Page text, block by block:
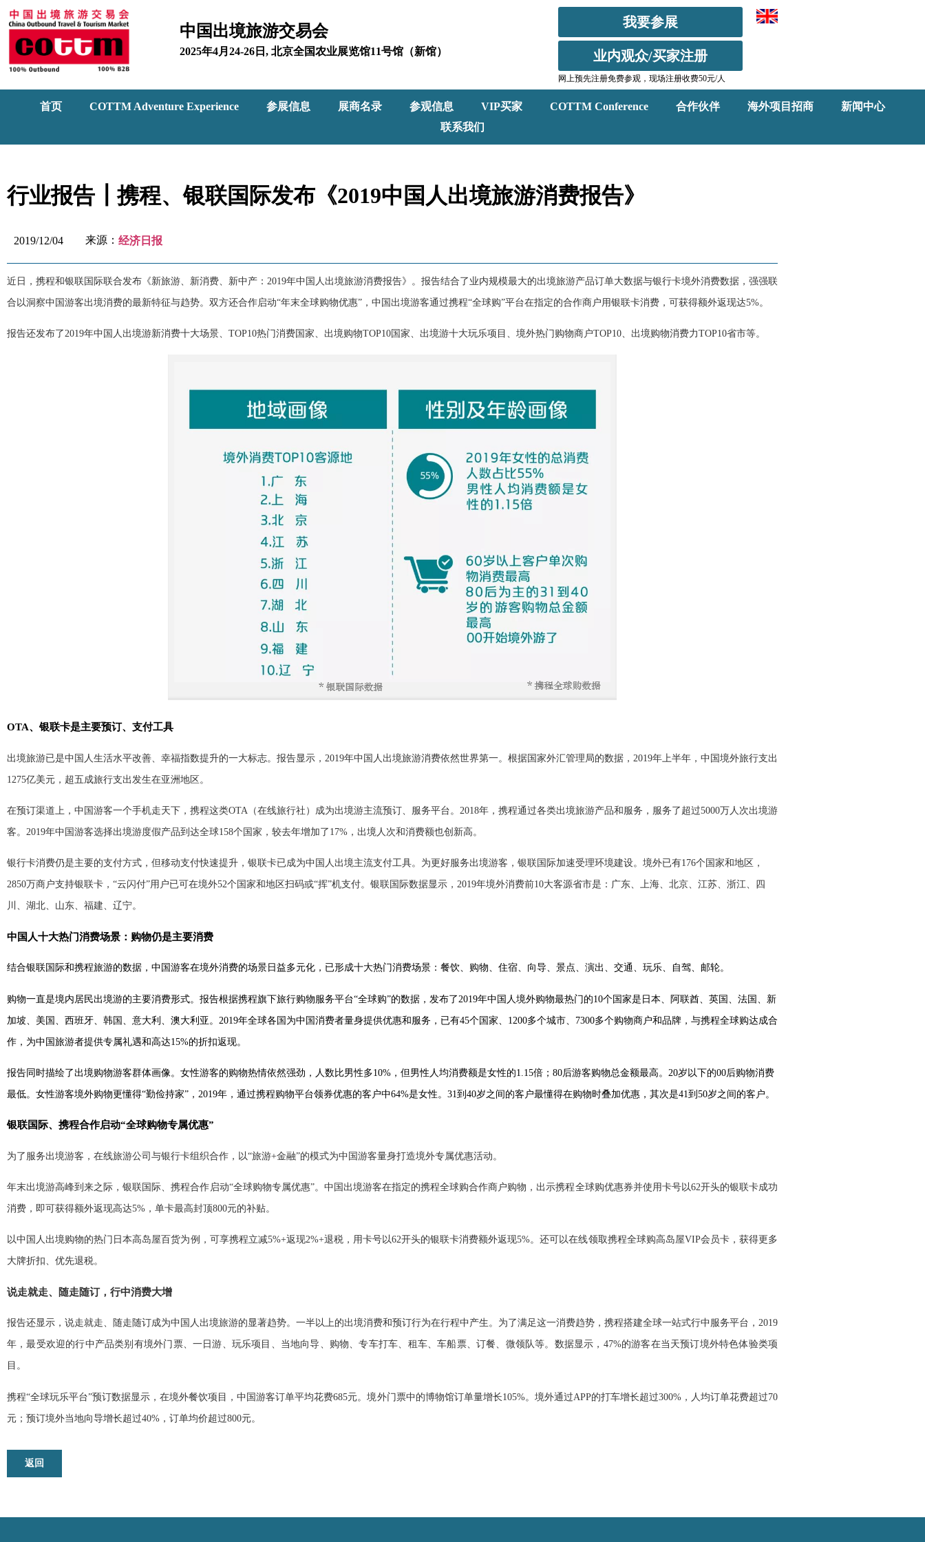
中国出境旅游交易会
2025年4月24-26日, 北京全国农业展览馆11号馆（新馆）
我要参展
业内观众/买家注册
网上预先注册免费参观，现场注册收费50元/人
首页 COTTM Adventure Experience 参展信息 展商名录 参观信息 VIP买家 COTTM Conference 合作伙伴 海外项目招商
新闻中心
联系我们
行业报告┃携程、银联国际发布《2019中国人出境旅游消费报告》
2019/12/04 来源： 经济日报
近日，携程和银联国际联合发布《新旅游、新消费、新中产：2019年中国人出境旅游消费报告》。报告结合了业内规模最大的出境旅游产品订单大数据与银行卡境外消费数据，强强联
合以洞察中国游客出境消费的最新特征与趋势。双方还合作启动“年末全球购物优惠”，中国出境游客通过携程“全球购”平台在指定的合作商户用银联卡消费，可获得额外返现达5%。
报告还发布了2019年中国人出境游新消费十大场景、TOP10热门消费国家、出境购物TOP10国家、出境游十大玩乐项目、境外热门购物商户TOP10、出境购物消费力TOP10省市等。
OTA、银联卡是主要预订、支付工具
出境旅游已是中国人生活水平改善、幸福指数提升的一大标志。报告显示，2019年中国人出境旅游消费依然世界第一。根据国家外汇管理局的数据，2019年上半年，中国境外旅行支出
1275亿美元，超五成旅行支出发生在亚洲地区。
在预订渠道上，中国游客一个手机走天下，携程这类OTA（在线旅行社）成为出境游主流预订、服务平台。2018年，携程通过各类出境旅游产品和服务，服务了超过5000万人次出境游
客。2019年中国游客选择出境游度假产品到达全球158个国家，较去年增加了17%，出境人次和消费额也创新高。
银行卡消费仍是主要的支付方式，但移动支付快速提升，银联卡已成为中国人出境主流支付工具。为更好服务出境游客，银联国际加速受理环境建设。境外已有176个国家和地区，
2850万商户支持银联卡，“云闪付”用户已可在境外52个国家和地区扫码或“挥”机支付。银联国际数据显示，2019年境外消费前10大客源省市是：广东、上海、北京、江苏、浙江、四
川、湖北、山东、福建、辽宁。
中国人十大热门消费场景：购物仍是主要消费
结合银联国际和携程旅游的数据，中国游客在境外消费的场景日益多元化，已形成十大热门消费场景：餐饮、购物、住宿、向导、景点、演出、交通、玩乐、自驾、邮轮。
购物一直是境内居民出境游的主要消费形式。报告根据携程旗下旅行购物服务平台“全球购”的数据，发布了2019年中国人境外购物最热门的10个国家是日本、阿联酋、英国、法国、新
加坡、美国、西班牙、韩国、意大利、澳大利亚。2019年全球各国为中国消费者量身提供优惠和服务，已有45个国家、1200多个城市、7300多个购物商户和品牌，与携程全球购达成合
作，为中国旅游者提供专属礼遇和高达15%的折扣返现。
报告同时描绘了出境购物游客群体画像。女性游客的购物热情依然强劲，人数比男性多10%，但男性人均消费额是女性的1.15倍；80后游客购物总金额最高。20岁以下的00后购物消费
最低。女性游客境外购物更懂得“勤俭持家”，2019年，通过携程购物平台领券优惠的客户中64%是女性。31到40岁之间的客户最懂得在购物时叠加优惠，其次是41到50岁之间的客户。
银联国际、携程合作启动“全球购物专属优惠”
为了服务出境游客，在线旅游公司与银行卡组织合作，以“旅游+金融”的模式为中国游客量身打造境外专属优惠活动。
年末出境游高峰到来之际，银联国际、携程合作启动“全球购物专属优惠”。中国出境游客在指定的携程全球购合作商户购物，出示携程全球购优惠券并使用卡号以62开头的银联卡成功
消费，即可获得额外返现高达5%，单卡最高封顶800元的补贴。
以中国人出境购物的热门日本高岛屋百货为例，可享携程立减5%+返现2%+退税，用卡号以62开头的银联卡消费额外返现5%。还可以在线领取携程全球购高岛屋VIP会员卡，获得更多
大牌折扣、优先退税。
说走就走、随走随订，行中消费大增
报告还显示，说走就走、随走随订成为中国人出境旅游的显著趋势。一半以上的出境消费和预订行为在行程中产生。为了满足这一消费趋势，携程搭建全球一站式行中服务平台，2019
年，最受欢迎的行中产品类别有境外门票、一日游、玩乐项目、当地向导、购物、专车打车、租车、车船票、订餐、微领队等。数据显示，47%的游客在当天预订境外特色体验类项
目。
携程“全球玩乐平台”预订数据显示，在境外餐饮项目，中国游客订单平均花费685元。境外门票中的博物馆订单量增长105%。境外通过APP的打车增长超过300%，人均订单花费超过70
元；预订境外当地向导增长超过40%，订单均价超过800元。
返回